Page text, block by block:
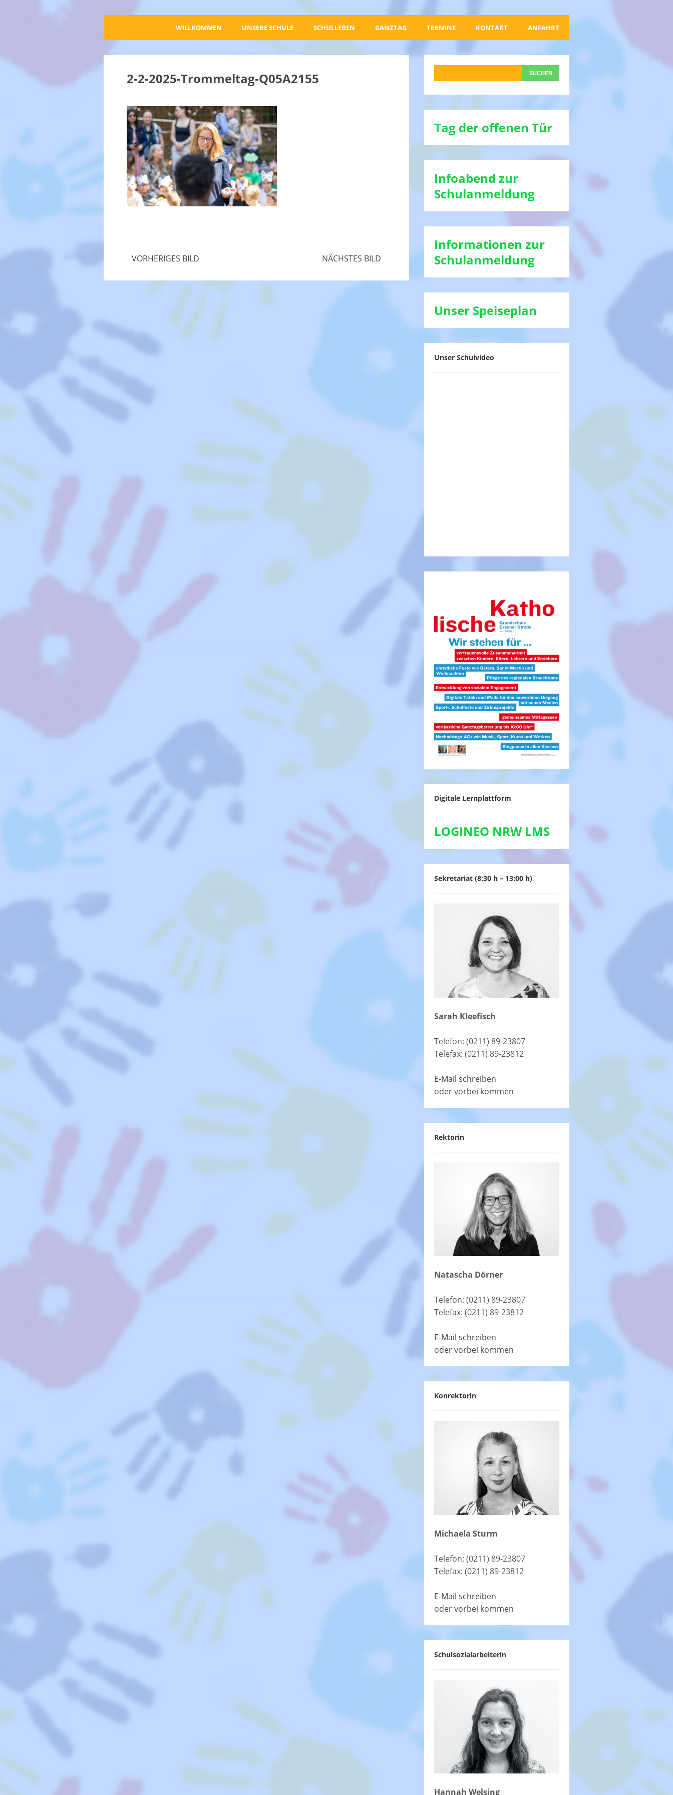
WILLKOMMEN UNSERE SCHULE SCHULLEBEN GANZTAG TERMINE KONTAKT ANFAHRT
2-2-2025-Trommeltag-Q05A2155
VORHERIGES BILD NÄCHSTES BILD
Tag der offenen Tür
Infoabend zur
Schulanmeldung
Informationen zur
Schulanmeldung
Unser Speiseplan
Unser Schulvideo
Digitale Lernplattform
LOGINEO NRW LMS
Sekretariat (8:30 h – 13:00 h)
Sarah Kleefisch
Telefon: (0211) 89-23807
Telefax: (0211) 89-23812
E-Mail schreiben
oder vorbei kommen
Rektorin
Natascha Dörner
Telefon: (0211) 89-23807
Telefax: (0211) 89-23812
E-Mail schreiben
oder vorbei kommen
Konrektorin
Michaela Sturm
Telefon: (0211) 89-23807
Telefax: (0211) 89-23812
E-Mail schreiben
oder vorbei kommen
Schulsozialarbeiterin
Hannah Welsing